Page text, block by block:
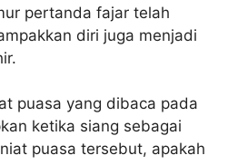
pertanda fajar telah
diri juga menjadi
puasa yang dibaca pada
ketika siang sebagai
puasa tersebut, apakah